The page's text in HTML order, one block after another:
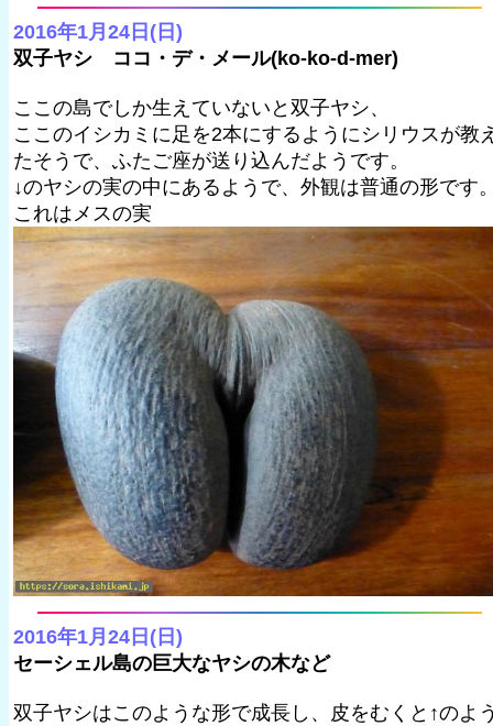
2016年1月24日(日)
双子ヤシ ココ・デ・メール(ko-ko-d-mer)
ここの島でしか生えていないと双子ヤシ、
ここのイシカミに足を2本にするようにシリウスが教
たそうで、ふたご座が送り込んだようです。
↓のヤシの実の中にあるようで、外観は普通の形です
これはメスの実
2016年1月24日(日)
セーシェル島の巨大なヤシの木など
双子ヤシはこのような形で成長し、皮をむくと↑のよ